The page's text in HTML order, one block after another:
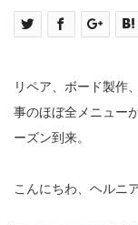
リペア、ボード製作
事のほぼ全メニュー
ーズン到来。
こんにちわ、ヘルニ